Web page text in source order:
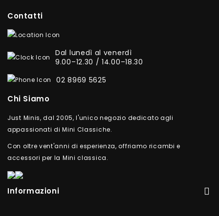
Contatti
Dal lunedì al venerdì
9.00–12.30 / 14.00–18.30
02 8969 5625
Chi Siamo
Just Minis, dal 2005, l'unico negozio dedicato agli
appassionati di Mini Classiche.
Con oltre vent'anni di esperienza, offriamo ricambi e
accessori per la Mini classica.
Informazioni